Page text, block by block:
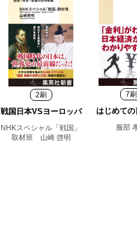
2刷
戦国日本VSヨーロッパ
NHKスペシャル「戦国」
取材班 山崎 啓明
7刷
はじめて
服部